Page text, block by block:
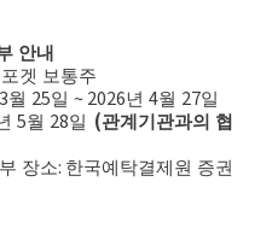
안내
겟 보통주
3월 25일 ~ 2026년 4월 27일
5월 28일 (관계기관과의 협
장소: 한국예탁결제원 증권